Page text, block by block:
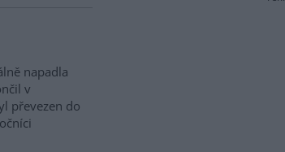
napadla
v
převezen do